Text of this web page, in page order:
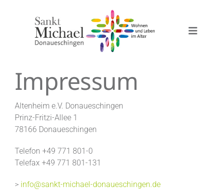
springen
Toggle
Stationäre Pflege
Impressum
Altenheim e.V. Donaueschingen
Prinz-Fritzi-Allee 1
78166 Donaueschingen
Telefon +49 771 801-0
Telefax +49 771 801-131
> info@sankt-michael-donaueschingen.de